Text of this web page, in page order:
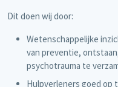
Dit doen wij door:
Wetenschappelijke
van preventie,
psychotrauma te
Hulpverleners goed op